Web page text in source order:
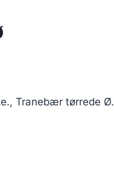
Tranebær tørrede Ø.